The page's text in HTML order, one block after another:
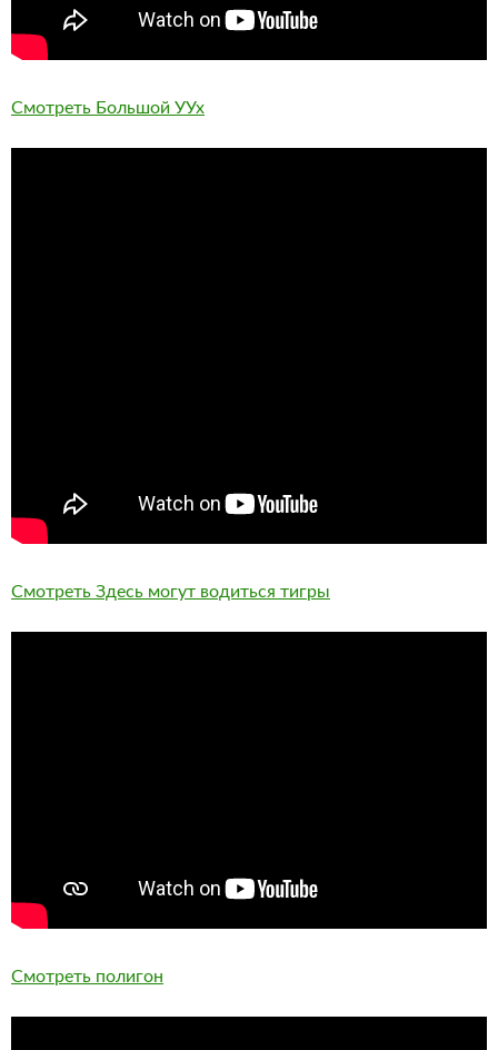
Смотреть Большой УУх
Смотреть Здесь могут водиться тигры
Смотреть полигон